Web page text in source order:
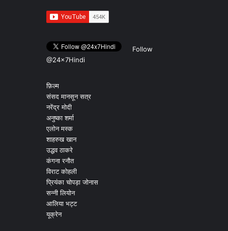
Follow
@24x7Hindi
फ़िल्म
संसद मानसून सत्र
नरेंद्र मोदी
अनुष्का शर्मा
एलोन मस्क
शाहरुख खान
उद्धव ठाकरे
कंगना रनौत
विराट कोहली
प्रियंका चोपड़ा जोनास
सन्नी लियोन
आलिया भट्ट
यूक्रेन